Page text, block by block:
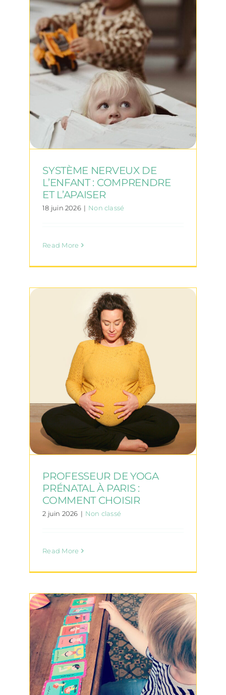
SYSTÈME NERVEUX DE
L’ENFANT : COMPRENDRE
ET L’APAISER
18 juin 2026 | Non classé
Read More
PROFESSEUR DE YOGA
PRÉNATAL À PARIS :
COMMENT CHOISIR
2 juin 2026 | Non classé
Read More